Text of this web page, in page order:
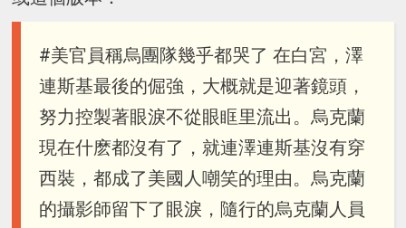
#美官員稱烏團隊幾乎都哭了 在白宮，澤
連斯基最後的倔強，大概就是迎著鏡頭，
努力控製著眼淚不從眼眶里流出。烏克蘭
現在什麽都沒有了，就連澤連斯基沒有穿
西裝，都成了美國人嘲笑的理由。烏克蘭
的攝影師留下了眼淚，隨行的烏克蘭人員